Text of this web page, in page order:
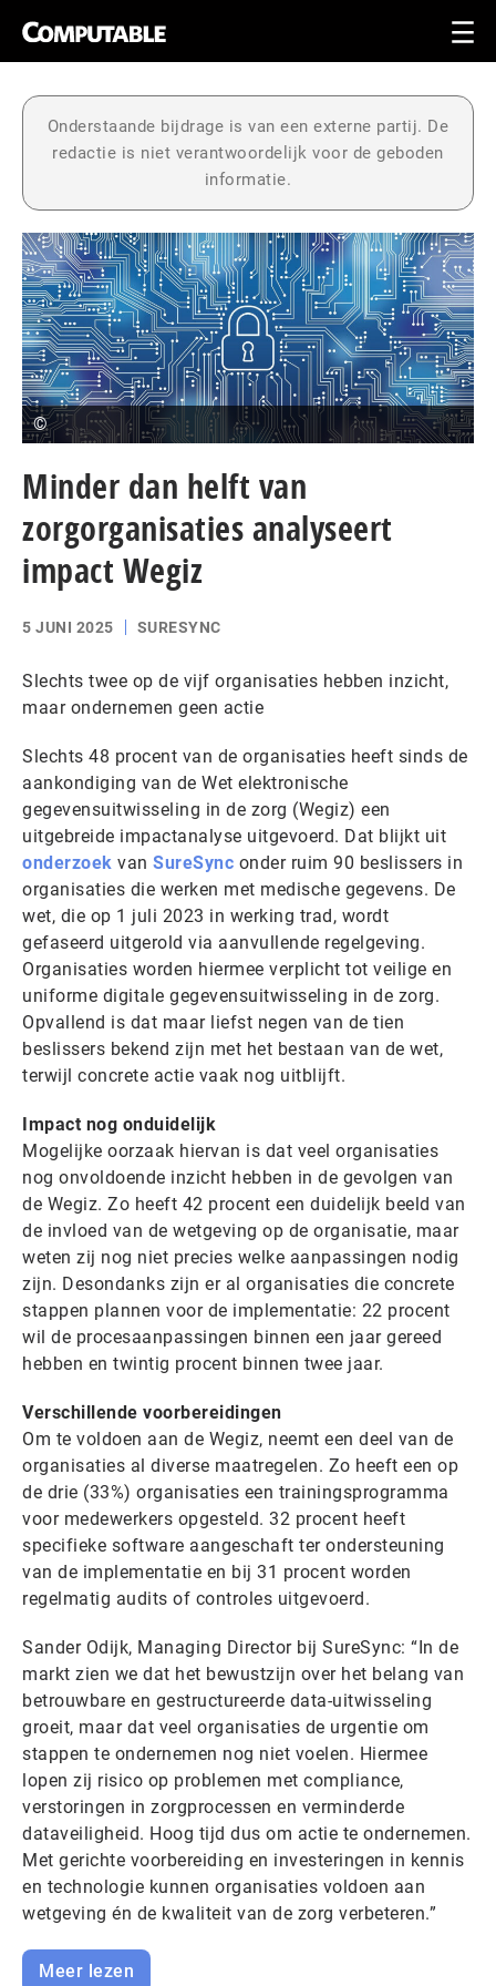
Onderstaande bijdrage is van een externe partij. De
redactie is niet verantwoordelijk voor de geboden
informatie.
©
Minder dan helft van
zorgorganisaties analyseert
impact Wegiz
5 JUNI 2025 SURESYNC
Slechts twee op de vijf organisaties hebben inzicht,
maar ondernemen geen actie
Slechts 48 procent van de organisaties heeft sinds de
aankondiging van de Wet elektronische
gegevensuitwisseling in de zorg (Wegiz) een
uitgebreide impactanalyse uitgevoerd. Dat blijkt uit
onderzoek van SureSync onder ruim 90 beslissers in
organisaties die werken met medische gegevens. De
wet, die op 1 juli 2023 in werking trad, wordt
gefaseerd uitgerold via aanvullende regelgeving.
Organisaties worden hiermee verplicht tot veilige en
uniforme digitale gegevensuitwisseling in de zorg.
Opvallend is dat maar liefst negen van de tien
beslissers bekend zijn met het bestaan van de wet,
terwijl concrete actie vaak nog uitblijft.
Impact nog onduidelijk
Mogelijke oorzaak hiervan is dat veel organisaties
nog onvoldoende inzicht hebben in de gevolgen van
de Wegiz. Zo heeft 42 procent een duidelijk beeld van
de invloed van de wetgeving op de organisatie, maar
weten zij nog niet precies welke aanpassingen nodig
zijn. Desondanks zijn er al organisaties die concrete
stappen plannen voor de implementatie: 22 procent
wil de procesaanpassingen binnen een jaar gereed
hebben en twintig procent binnen twee jaar.
Verschillende voorbereidingen
Om te voldoen aan de Wegiz, neemt een deel van de
organisaties al diverse maatregelen. Zo heeft een op
de drie (33%) organisaties een trainingsprogramma
voor medewerkers opgesteld. 32 procent heeft
specifieke software aangeschaft ter ondersteuning
van de implementatie en bij 31 procent worden
regelmatig audits of controles uitgevoerd.
Sander Odijk, Managing Director bij SureSync: “In de
markt zien we dat het bewustzijn over het belang van
betrouwbare en gestructureerde data-uitwisseling
groeit, maar dat veel organisaties de urgentie om
stappen te ondernemen nog niet voelen. Hiermee
lopen zij risico op problemen met compliance,
verstoringen in zorgprocessen en verminderde
dataveiligheid. Hoog tijd dus om actie te ondernemen.
Met gerichte voorbereiding en investeringen in kennis
en technologie kunnen organisaties voldoen aan
wetgeving én de kwaliteit van de zorg verbeteren.”
Meer lezen